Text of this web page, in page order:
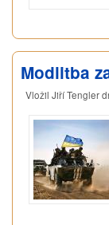
Modlitba
Vložil Jiří Tengler